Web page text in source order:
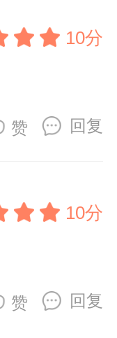
10分
回复
赞
10分
回复
赞